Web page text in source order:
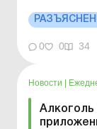
подать
и два
(с
уточненному ...
0 0 34
Новости
Алкоголь